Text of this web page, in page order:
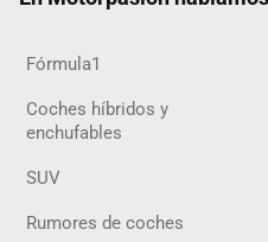
Fórmula1
Coches híbridos y
enchufables
SUV
Rumores de coches